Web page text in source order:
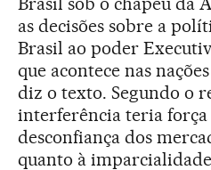
as decisões sobre a
Brasil ao poder
que acontece nas
diz o texto. Segundo o
interferência teria força
desconfiança dos
quanto à